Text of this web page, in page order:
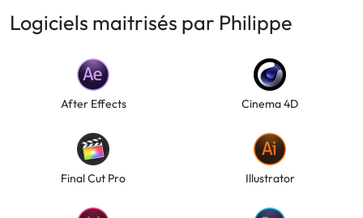
Logiciels maitrisés par Philippe
After Effects Cinema 4D
Final Cut Pro Illustrator